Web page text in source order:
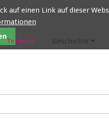
Termine Geschichte
einen Link auf dieser